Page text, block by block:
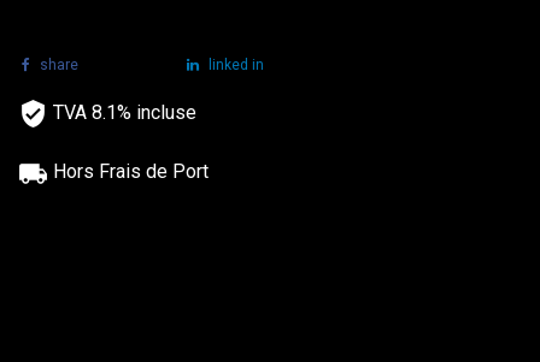
share linked in
TVA 8.1% incluse
Hors Frais de Port